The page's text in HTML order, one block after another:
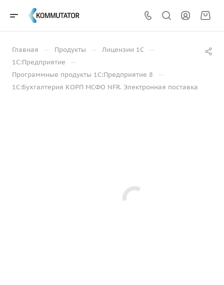
Главная — Продукты — Лицензии 1С —
1С:Предприятие —
Программные продукты 1С:Предприятие 8 —
1С:Бухгалтерия КОРП МСФО NFR. Электронная поставка